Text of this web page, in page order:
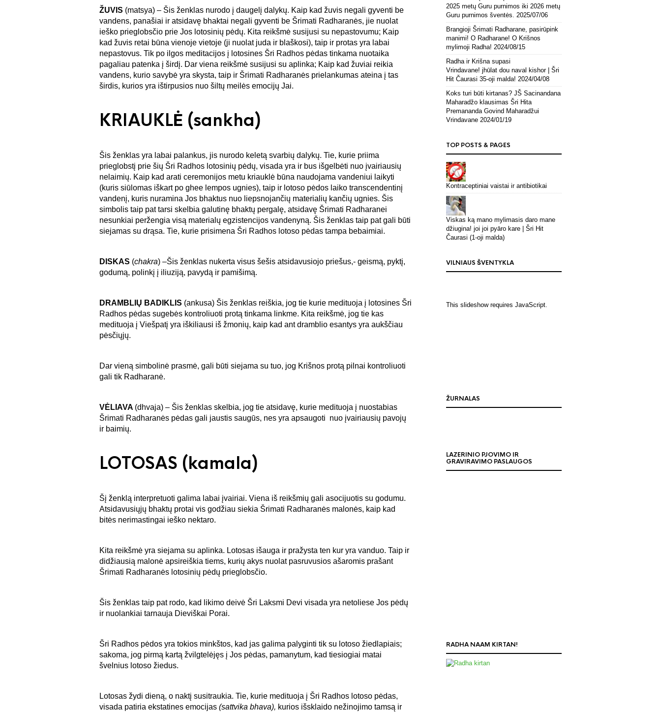
ŽUVIS (matsya) – Šis ženklas nurodo į daugelį dalykų. Kaip kad žuvis negali gyventi be
vandens, panašiai ir atsidavę bhaktai negali gyventi be Šrimati Radharanės, jie nuolat
ieško prieglobsčio prie Jos lotosinių pėdų. Kita reikšmė susijusi su nepastovumu; Kaip
kad žuvis retai būna vienoje vietoje (ji nuolat juda ir blaškosi), taip ir protas yra labai
nepastovus. Tik po ilgos meditacijos į lotosines Šri Radhos pėdas tinkama nuotaika
pagaliau patenka į širdį. Dar viena reikšmė susijusi su aplinka; Kaip kad žuviai reikia
vandens, kurio savybė yra skysta, taip ir Šrimati Radharanės prielankumas ateina į tas
širdis, kurios yra ištirpusios nuo šiltų meilės emocijų Jai.
KRIAUKLĖ (sankha)
Šis ženklas yra labai palankus, jis nurodo keletą svarbių dalykų. Tie, kurie priima
prieglobstį prie šių Šri Radhos lotosinių pėdų, visada yra ir bus išgelbėti nuo įvairiausių
nelaimių. Kaip kad arati ceremonijos metu kriauklė būna naudojama vandeniui laikyti
(kuris siūlomas iškart po ghee lempos ugnies), taip ir lotoso pėdos laiko transcendentinį
vandenį, kuris nuramina Jos bhaktus nuo liepsnojančių materialių kančių ugnies. Šis
simbolis taip pat tarsi skelbia galutinę bhaktų pergalę, atsidavę Šrimati Radharanei
nesunkiai peržengia visą materialų egzistencijos vandenyną. Šis ženklas taip pat gali būti
siejamas su drąsa. Tie, kurie prisimena Šri Radhos lotoso pėdas tampa bebaimiai.
DISKAS (chakra) –Šis ženklas nukerta visus šešis atsidavusiojo priešus,- geismą, pyktį,
godumą, polinkį į iliuziją, pavydą ir pamišimą.
DRAMBLIŲ BADIKLIS (ankusa) Šis ženklas reiškia, jog tie kurie medituoja į lotosines Šri
Radhos pėdas sugebės kontroliuoti protą tinkama linkme. Kita reikšmė, jog tie kas
medituoja į Viešpatį yra iškiliausi iš žmonių, kaip kad ant dramblio esantys yra aukščiau
pėsčiųjų.
Dar vieną simbolinė prasmė, gali būti siejama su tuo, jog Krišnos protą pilnai kontroliuoti
gali tik Radharanė.
VĖLIAVA (dhvaja) – Šis ženklas skelbia, jog tie atsidavę, kurie medituoja į nuostabias
Šrimati Radharanės pėdas gali jaustis saugūs, nes yra apsaugoti nuo įvairiausių pavojų
ir baimių.
LOTOSAS (kamala)
Šį ženklą interpretuoti galima labai įvairiai. Viena iš reikšmių gali asocijuotis su godumu.
Atsidavusiųjų bhaktų protai vis godžiau siekia Šrimati Radharanės malonės, kaip kad
bitės nerimastingai ieško nektaro.
Kita reikšmė yra siejama su aplinka. Lotosas išauga ir pražysta ten kur yra vanduo. Taip ir
didžiausią malonė apsireiškia tiems, kurių akys nuolat pasruvusios ašaromis prašant
Šrimati Radharanės lotosinių pėdų prieglobsčio.
Šis ženklas taip pat rodo, kad likimo deivė Šri Laksmi Devi visada yra netoliese Jos pėdų
ir nuolankiai tarnauja Dieviškai Porai.
Šri Radhos pėdos yra tokios minkštos, kad jas galima palyginti tik su lotoso žiedlapiais;
sakoma, jog pirmą kartą žvilgtelėjęs į Jos pėdas, pamanytum, kad tiesiogiai matai
švelnius lotoso žiedus.
Lotosas žydi dieną, o naktį susitraukia. Tie, kurie medituoja į Šri Radhos lotoso pėdas,
visada patiria ekstatines emocijas (sattvika bhava), kurios išsklaido nežinojimo tamsą ir
2025 metų Guru purnimos iki 2026 metų
Guru purnimos šventės.
2025/07/06
Brangioji Šrimati Radharane, pasirūpink
manimi! O Radharane! O Krišnos
mylimoji Radha! 2024/08/15
Radha ir Krišna supasi
Vrindavane! jhūlat dou naval kishor | Šri
Hit Čaurasi 35-oji malda! 2024/04/08
Koks turi būti kirtanas? JŠ Sacinandana
Maharadžo klausimas Šri Hita
Premananda Govind Maharadžui
Vrindavane 2024/01/19
TOP POSTS & PAGES
Kontraceptiniai vaistai ir antibiotikai
Viskas ką mano mylimasis daro mane
džiugina! joi joi pyāro kare | Šri Hit
Čaurasi (1-oji malda)
VILNIAUS ŠVENTYKLA
This slideshow requires JavaScript.
ŽURNALAS
LAZERINIO PJOVIMO IR
GRAVIRAVIMO PASLAUGOS
RADHA NAAM KIRTAN!